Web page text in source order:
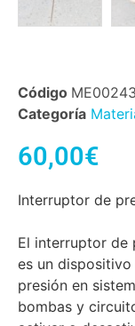
Código ME00243
Categoría
60,00€
Interruptor de
El interruptor de
es un
presión en
bombas y